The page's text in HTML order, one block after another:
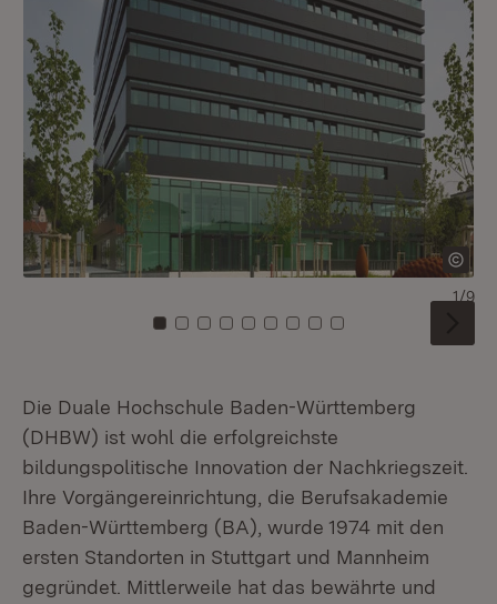
Zu Kachel: 0
Zu Kachel: 1
Zu Kachel: 2
Zu Kachel: 3
Zu Kachel: 4
Zu Kachel: 5
Zu Kachel: 6
Zu Kachel: 7
Zu Kachel: 8
1/9
Die Duale Hochschule Baden-Württemberg
(DHBW) ist wohl die erfolgreichste
bildungspolitische Innovation der Nachkriegszeit.
Ihre Vorgängereinrichtung, die Berufsakademie
Baden-Württemberg (BA), wurde 1974 mit den
ersten Standorten in Stuttgart und Mannheim
gegründet. Mittlerweile hat das bewährte und